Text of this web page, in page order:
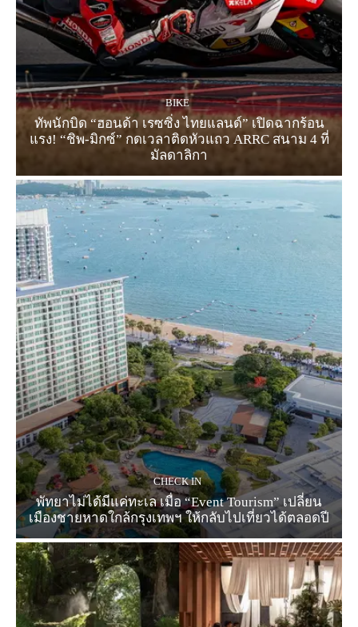
BIKE
ทัพนักบิด “ฮอนด้า เรซซิ่ง ไทยแลนด์” เปิดฉากร้อน
แรง! “ชิพ-มิกซ์” กดเวลาติดหัวแถว ARRC สนาม 4 ที่
มัลดาลิกา
CHECK IN
พัทยาไม่ได้มีแค่ทะเล เมื่อ “Event Tourism” เปลี่ยน
เมืองชายหาดใกล้กรุงเทพฯ ให้กลับไปเที่ยวได้ตลอดปี